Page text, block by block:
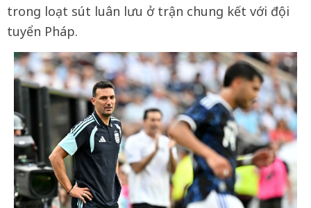
trong loạt sút luân lưu ở trận chung kết với đội
tuyển Pháp.